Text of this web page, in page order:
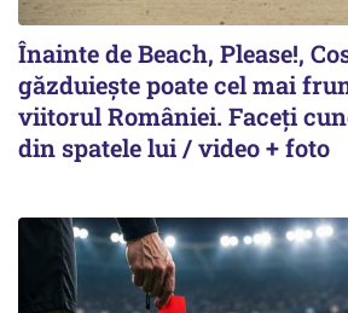
Înainte de Beach, Please!,
găzduiește poate cel mai
viitorul României. Faceți
din spatele lui / video + foto